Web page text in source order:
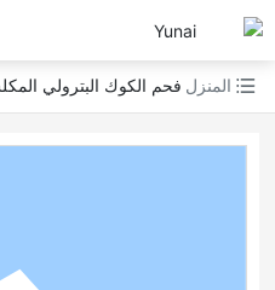
المنزل فحم الكوك البترولي